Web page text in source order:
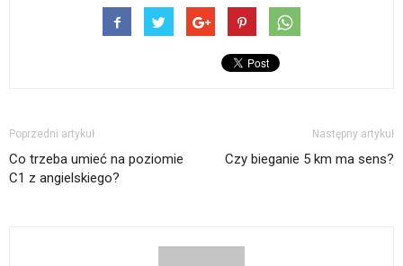
Poprzedni artykuł
Co trzeba umieć na poziomie
C1 z angielskiego?
Następny artykuł
Czy bieganie 5 km ma sens?